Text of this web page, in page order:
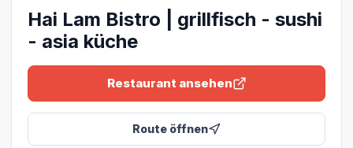
Hai Lam Bistro | grillfisch - sushi
- asia küche
Restaurant ansehen
Route öffnen